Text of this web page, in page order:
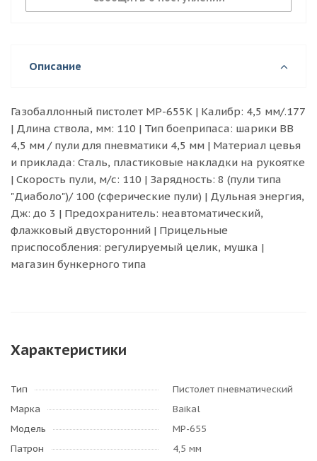
регулируемый целик, мушка | магазин
Описание
Газобаллонный пистолет МР-655К | Калибр: 4,5 мм/.177
| Длина ствола, мм: 110 | Тип боеприпаса: шарики BB
4,5 мм / пули для пневматики 4,5 мм | Материал цевья
и приклада: Сталь, пластиковые накладки на рукоятке
| Скорость пули, м/с: 110 | Зарядность: 8 (пули типа
"Диаболо")/ 100 (сферические пули) | Дульная энергия,
Дж: до 3 | Предохранитель: неавтоматический,
флажковый двусторонний | Прицельные
приспособления: регулируемый целик, мушка |
магазин бункерного типа
Характеристики
Тип
Пистолет пневматический
Марка
Baikal
Модель
МР-655
Патрон
4,5 мм